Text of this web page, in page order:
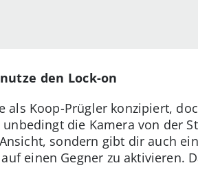
den Lock-on
Koop-Prügler konzipiert,
die Kamera von der
sondern gibt dir auch
einen Gegner zu aktivieren.